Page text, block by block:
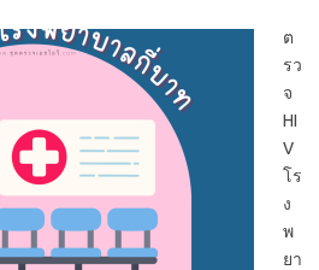
ต
รว
จ
HI
V
โร
ง
พ
ยา